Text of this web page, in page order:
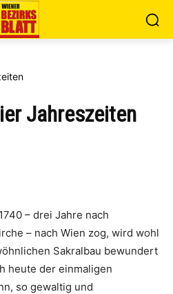
Jahreszeiten
– drei Jahre nach
– nach Wien zog, wird wohl
Sakralbau bewundert
heute der einmaligen
so gewaltig und